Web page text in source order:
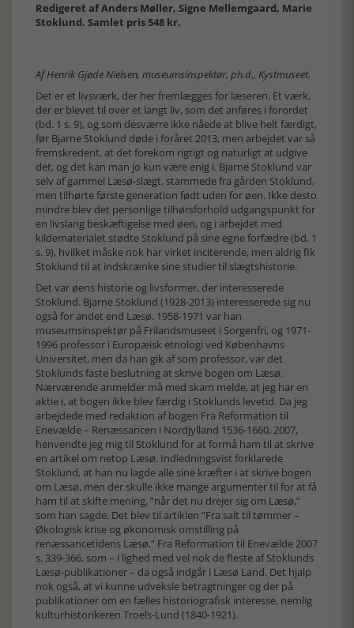
Redigeret af Anders Møller, Signe Mellemgaard, Marie
Stoklund. Samlet pris 548 kr.
Af Henrik Gjøde Nielsen, museumsinspektør, ph.d., Kystmuseet.
Det er et livsværk, der her fremlægges for læseren. Et værk,
der er blevet til over et langt liv, som det anføres i forordet
(bd. 1 s. 9), og som desværre ikke nåede at blive helt færdigt,
før Bjarne Stoklund døde i foråret 2013, men arbejdet var så
fremskredent, at det forekom rigtigt og naturligt at udgive
det, og det kan man jo kun være enig i. Bjarne Stoklund var
selv af gammel Læsø-slægt, stammede fra gården Stoklund,
men tilhørte første generation født uden for øen. Ikke desto
mindre blev det personlige tilhørsforhold udgangspunkt for
en livslang beskæftigelse med øen, og i arbejdet med
kildematerialet stødte Stoklund på sine egne forfædre (bd. 1
s. 9), hvilket måske nok har virket inciterende, men aldrig fik
Stoklund til at indskrænke sine studier til slægtshistorie.
Det var øens historie og livsformer, der interesserede
Stoklund. Bjarne Stoklund (1928-2013) interesserede sig nu
også for andet end Læsø. 1958-1971 var han
museumsinspektør på Frilandsmuseet i Sorgenfri, og 1971-
1996 professor i Europæisk etnologi ved Københavns
Universitet, men da han gik af som professor, var det
Stoklunds faste beslutning at skrive bogen om Læsø.
Nærværende anmelder må med skam melde, at jeg har en
aktie i, at bogen ikke blev færdig i Stoklunds levetid. Da jeg
arbejdede med redaktion af bogen Fra Reformation til
Enevælde – Renæssancen i Nordjylland 1536-1660, 2007,
henvendte jeg mig til Stoklund for at formå ham til at skrive
en artikel om netop Læsø. Indledningsvist forklarede
Stoklund, at han nu lagde alle sine kræfter i at skrive bogen
om Læsø, men der skulle ikke mange argumenter til for at få
ham til at skifte mening, ”når det nu drejer sig om Læsø,”
som han sagde. Det blev til artiklen ”Fra salt til tømmer –
Økologisk krise og økonomisk omstilling på
renæssancetidens Læsø,” Fra Reformation til Enevælde 2007
s. 339-366, som – i lighed med vel nok de fleste af Stoklunds
Læsø-publikationer – da også indgår i Læsø Land. Det hjalp
nok også, at vi kunne udveksle betragtninger og der på
publikationer om en fælles historiografisk interesse, nemlig
kulturhistorikeren Troels-Lund (1840-1921).